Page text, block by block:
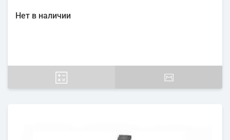
Нет в наличии